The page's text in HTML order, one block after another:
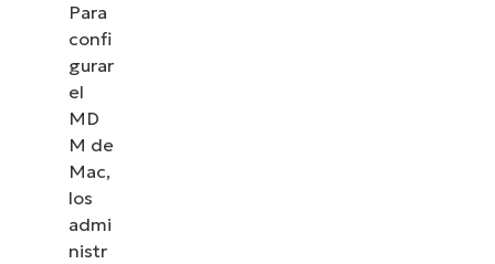
Para
confi
gurar
el
MD
M de
Mac,
los
admi
nistr